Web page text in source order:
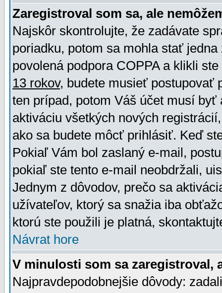
Zaregistroval som sa, ale
Najskôr skontrolujte, že zadávate
poriadku, potom sa mohla stať
povolená podpora COPPA a klikli
13 rokov, budete musieť postupovať
ten prípad, potom Váš účet musí
aktiváciu všetkých nových
ako sa budete môcť prihlásiť. Keď
Pokiaľ Vám bol zaslaný e-mail,
pokiaľ ste tento e-mail neobdržali,
Jednym z dôvodov, prečo sa
užívateľov, ktorý sa snažia iba
ktorú ste použili je platná,
Návrat hore
V minulosti som sa zaregistroval,
Najpravdepodobnejšie dôvody: